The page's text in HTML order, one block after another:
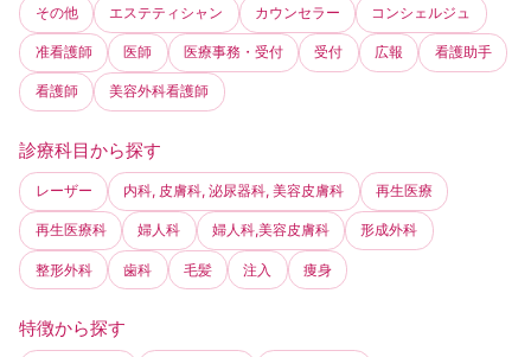
その他 エステティシャン カウンセラー コンシェルジュ
准看護師 医師 医療事務・受付 受付 広報 看護助手
看護師 美容外科看護師
診療科目から探す
レーザー 内科, 皮膚科, 泌尿器科, 美容皮膚科 再生医療
再生医療科 婦人科 婦人科,美容皮膚科 形成外科
整形外科 歯科 毛髪 注入 痩身
特徴から探す